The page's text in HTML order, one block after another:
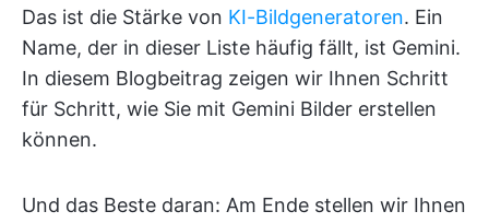
Das ist die Stärke von KI-Bildgeneratoren. Ein
Name, der in dieser Liste häufig fällt, ist Gemini.
In diesem Blogbeitrag zeigen wir Ihnen Schritt
für Schritt, wie Sie mit Gemini Bilder erstellen
können.
Und das Beste daran: Am Ende stellen wir Ihnen